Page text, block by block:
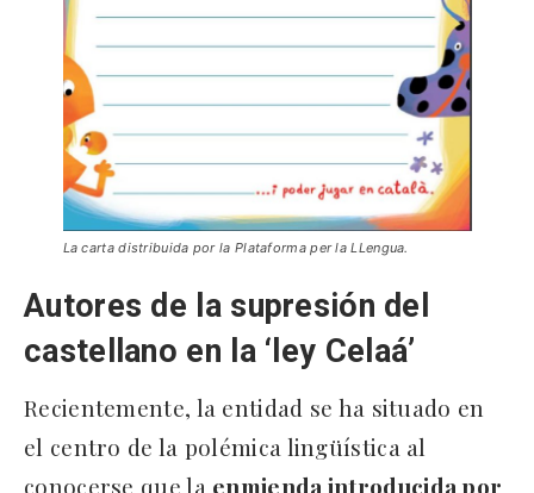
La carta distribuida por la Plataforma per la LLengua.
Autores de la supresión del
castellano en la ‘ley Celaá’
Recientemente, la entidad se ha situado en
el centro de la polémica lingüística al
conocerse que la enmienda introducida por